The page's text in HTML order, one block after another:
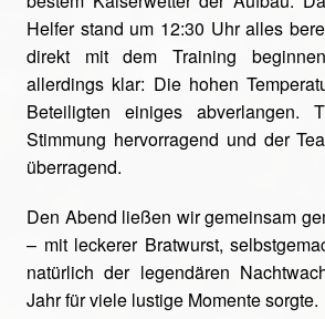
Helfer stand um 12:30 Uhr alles
direkt mit dem Training
allerdings klar: Die hohen
Beteiligten einiges abverlangen.
Stimmung hervorragend und der
überragend.
Den Abend ließen wir gemeinsam
– mit leckerer Bratwurst,
natürlich der legendären
Jahr für viele lustige Momente sorgte.